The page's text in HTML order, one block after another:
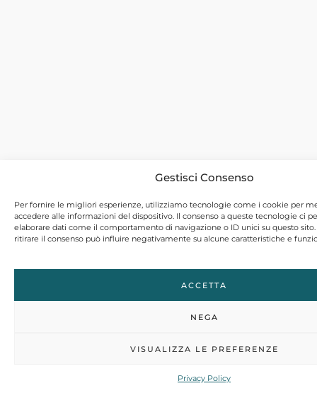
Gestisci Consenso
Per fornire le migliori esperienze, utilizziamo tecnologie come i cookie per
accedere alle informazioni del dispositivo. Il consenso a queste tecnologie ci
elaborare dati come il comportamento di navigazione o ID unici su questo
ritirare il consenso può influire negativamente su alcune caratteristiche e
ACCETTA
NEGA
VISUALIZZA LE PREFERENZE
Privacy Policy